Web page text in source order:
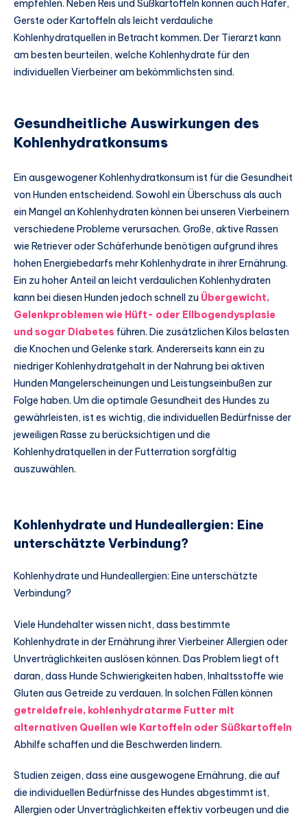
empfehlen. Neben Reis und Süßkartoffeln können auch Hafer,
Gerste oder Kartoffeln als leicht verdauliche
Kohlenhydratquellen in Betracht kommen. Der Tierarzt kann
am besten beurteilen, welche Kohlenhydrate für den
individuellen Vierbeiner am bekömmlichsten sind.
Gesundheitliche Auswirkungen des
Kohlenhydratkonsums
Ein ausgewogener Kohlenhydratkonsum ist für die Gesundheit
von Hunden entscheidend. Sowohl ein Überschuss als auch
ein Mangel an Kohlenhydraten können bei unseren Vierbeinern
verschiedene Probleme verursachen. Große, aktive Rassen
wie Retriever oder Schäferhunde benötigen aufgrund ihres
hohen Energiebedarfs mehr Kohlenhydrate in ihrer Ernährung.
Ein zu hoher Anteil an leicht verdaulichen Kohlenhydraten
kann bei diesen Hunden jedoch schnell zu Übergewicht,
Gelenkproblemen wie Hüft- oder Ellbogendysplasie
und sogar Diabetes führen. Die zusätzlichen Kilos belasten
die Knochen und Gelenke stark. Andererseits kann ein zu
niedriger Kohlenhydratgehalt in der Nahrung bei aktiven
Hunden Mangelerscheinungen und Leistungseinbußen zur
Folge haben. Um die optimale Gesundheit des Hundes zu
gewährleisten, ist es wichtig, die individuellen Bedürfnisse der
jeweiligen Rasse zu berücksichtigen und die
Kohlenhydratquellen in der Futterration sorgfältig
auszuwählen.
Kohlenhydrate und Hundeallergien: Eine
unterschätzte Verbindung?
Kohlenhydrate und Hundeallergien: Eine unterschätzte
Verbindung?
Viele Hundehalter wissen nicht, dass bestimmte
Kohlenhydrate in der Ernährung ihrer Vierbeiner Allergien oder
Unverträglichkeiten auslösen können. Das Problem liegt oft
daran, dass Hunde Schwierigkeiten haben, Inhaltsstoffe wie
Gluten aus Getreide zu verdauen. In solchen Fällen können
getreidefreie, kohlenhydratarme Futter mit
alternativen Quellen wie Kartoffeln oder Süßkartoffeln
Abhilfe schaffen und die Beschwerden lindern.
Studien zeigen, dass eine ausgewogene Ernährung, die auf
die individuellen Bedürfnisse des Hundes abgestimmt ist,
Allergien oder Unverträglichkeiten effektiv vorbeugen und die